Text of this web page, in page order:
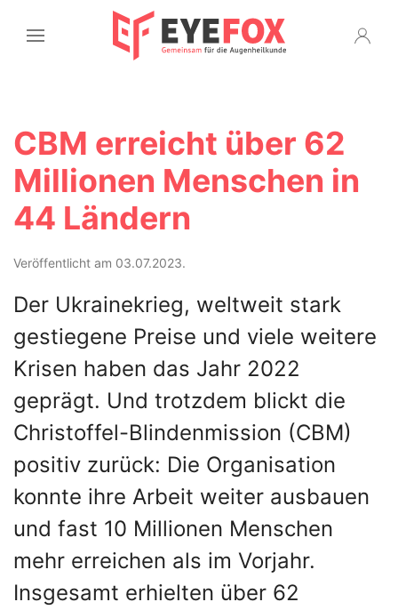
CBM erreicht über 62
Millionen Menschen in
44 Ländern
Veröffentlicht am 03.07.2023.
Der Ukrainekrieg, weltweit stark
gestiegene Preise und viele weitere
Krisen haben das Jahr 2022
geprägt. Und trotzdem blickt die
Christoffel-Blindenmission (CBM)
positiv zurück: Die Organisation
konnte ihre Arbeit weiter ausbauen
und fast 10 Millionen Menschen
mehr erreichen als im Vorjahr.
Insgesamt erhielten über 62